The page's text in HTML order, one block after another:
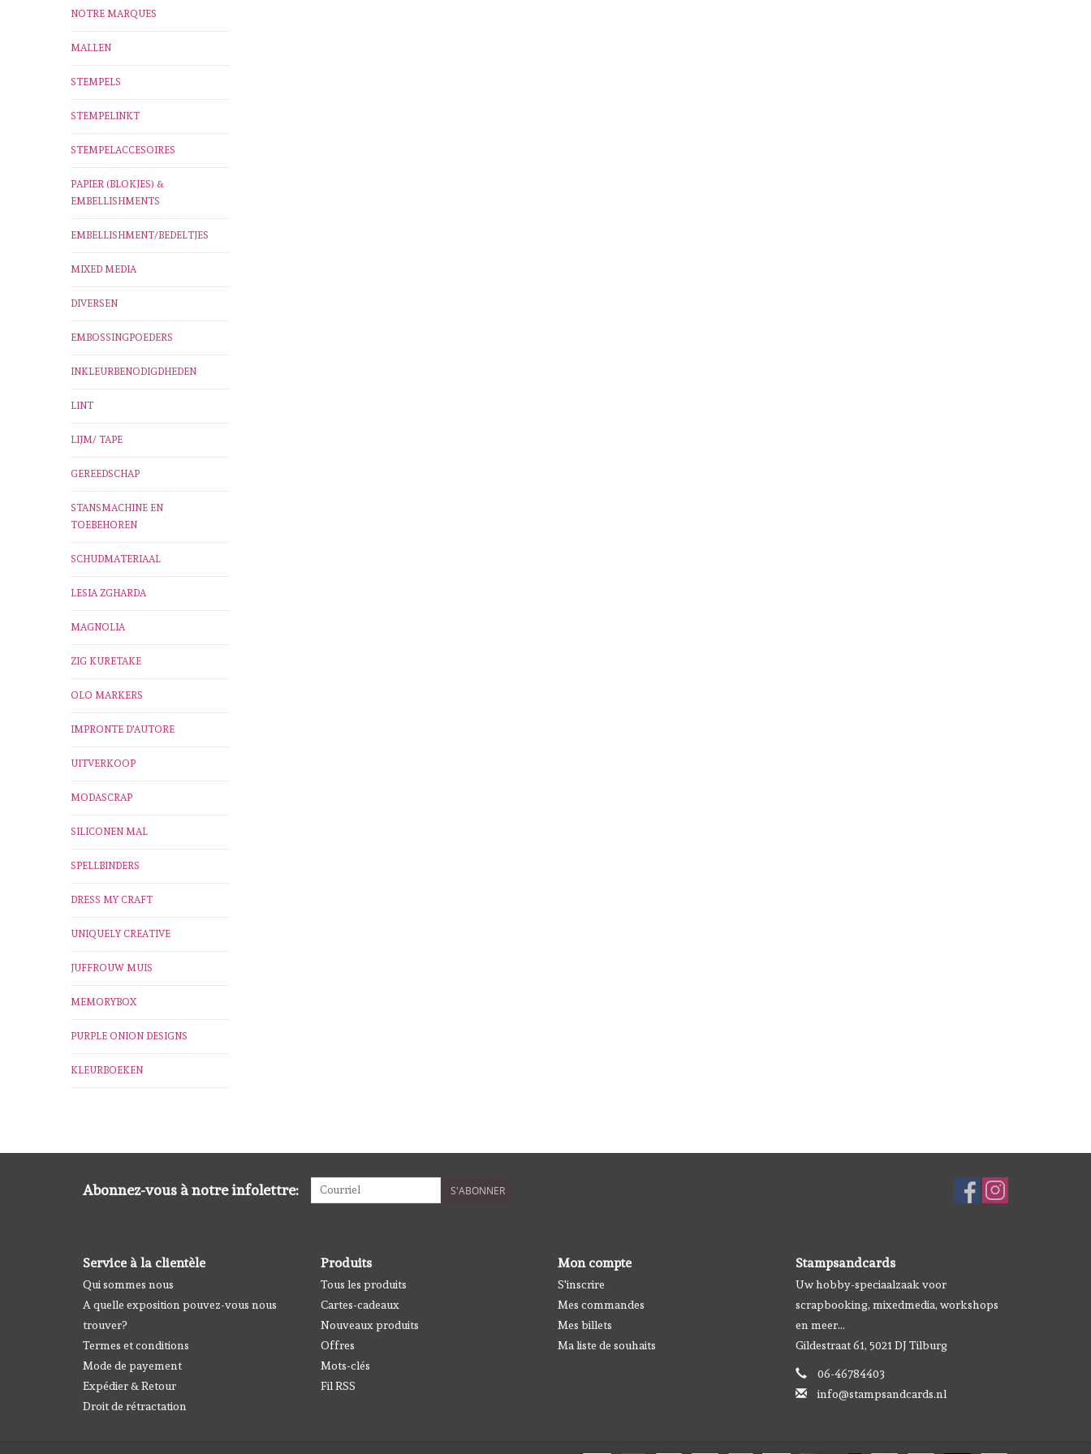
NOTRE MARQUES
MALLEN
STEMPELS
STEMPELINKT
STEMPELACCESOIRES
PAPIER (BLOKJES) &
EMBELLISHMENTS
EMBELLISHMENT/BEDELTJES
MIXED MEDIA
DIVERSEN
EMBOSSINGPOEDERS
INKLEURBENODIGDHEDEN
LINT
LIJM/ TAPE
GEREEDSCHAP
STANSMACHINE EN
TOEBEHOREN
SCHUDMATERIAAL
LESIA ZGHARDA
MAGNOLIA
ZIG KURETAKE
OLO MARKERS
IMPRONTE D'AUTORE
UITVERKOOP
MODASCRAP
SILICONEN MAL
SPELLBINDERS
DRESS MY CRAFT
UNIQUELY CREATIVE
JUFFROUW MUIS
MEMORYBOX
PURPLE ONION DESIGNS
KLEURBOEKEN
Abonnez-vous à notre infolettre: S'ABONNER
Service à la clientèle
Qui sommes nous
A quelle exposition pouvez-vous nous
trouver?
Termes et conditions
Mode de payement
Expédier & Retour
Droit de rétractation
Produits
Tous les produits
Cartes-cadeaux
Nouveaux produits
Offres
Mots-clés
Fil RSS
Mon compte
S'inscrire
Mes commandes
Mes billets
Ma liste de souhaits
Stampsandcards
Uw hobby-speciaalzaak voor
scrapbooking, mixedmedia, workshops
en meer...
Gildestraat 61, 5021 DJ Tilburg
06-46784403
info@stampsandcards.nl